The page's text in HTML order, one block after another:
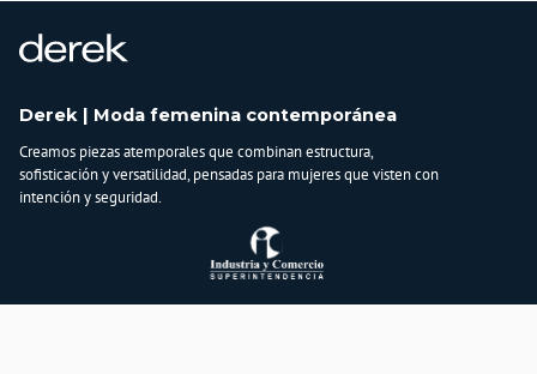
Derek | Moda femenina contemporánea
Creamos piezas atemporales que combinan estructura,
sofisticación y versatilidad, pensadas para mujeres que visten con
intención y seguridad.